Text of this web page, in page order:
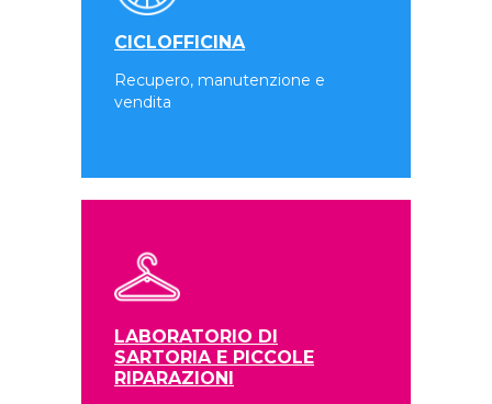
CICLOFFICINA
Recupero, manutenzione e
vendita
LABORATORIO DI
SARTORIA E PICCOLE
RIPARAZIONI